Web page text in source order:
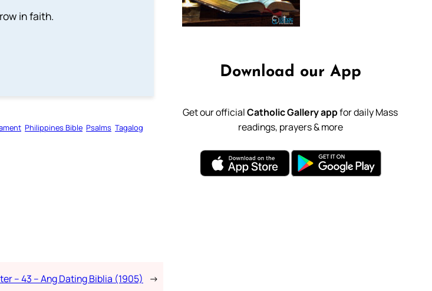
in faith.
Philippines Bible Psalms Tagalog
– 43 – Ang Dating Biblia (1905) →
Download our App
Get our officialCatholic Gallery appfor daily Mass
readings, prayers & more